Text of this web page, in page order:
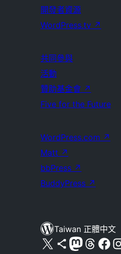
開發者資源
WordPress.tv ↗
共同參與
活動
贊助基金會 ↗
Five for the Future
WordPress.com ↗
Matt ↗
bbPress ↗
BuddyPress ↗
Taiwan 正體中文
查看我們的 X (之前的 Twitter) 帳號 造訪我們的 Bluesky 帳號 造訪我們的 Mastodon 帳號 造訪我們的 Threads 帳號 造訪我們的 Facebook 粉絲專頁